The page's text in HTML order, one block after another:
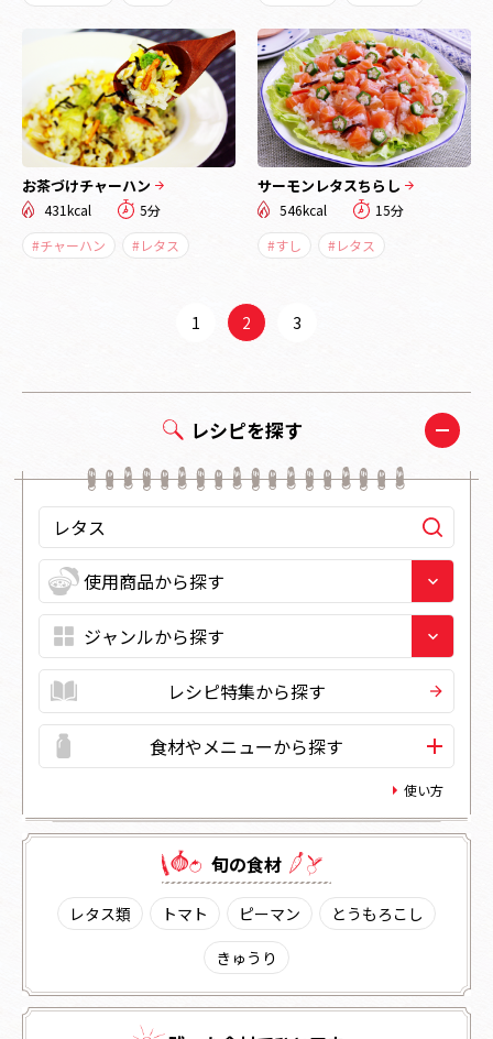
お茶づけチャーハン
431kcal
5分
#チャーハン
#レタス
サーモンレタスちらし
546kcal
15分
#すし
#レタス
1 2 3
レシピを探す
レシピ特集から探す
食材やメニューから探す
使い方
旬の⾷材
レタス類 トマト ピーマン
とうもろこし
きゅうり